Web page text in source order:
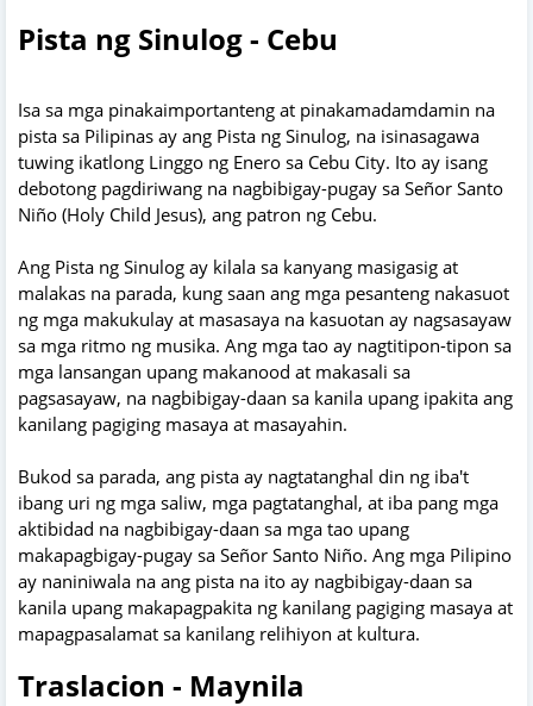
Pista ng Sinulog - Cebu
Isa sa mga pinakaimportanteng at pinakamadamdamin na
pista sa Pilipinas ay ang Pista ng Sinulog, na isinasagawa
tuwing ikatlong Linggo ng Enero sa Cebu City. Ito ay isang
debotong pagdiriwang na nagbibigay-pugay sa Señor Santo
Niño (Holy Child Jesus), ang patron ng Cebu.
Ang Pista ng Sinulog ay kilala sa kanyang masigasig at
malakas na parada, kung saan ang mga pesanteng nakasuot
ng mga makukulay at masasaya na kasuotan ay nagsasayaw
sa mga ritmo ng musika. Ang mga tao ay nagtitipon-tipon sa
mga lansangan upang makanood at makasali sa
pagsasayaw, na nagbibigay-daan sa kanila upang ipakita ang
kanilang pagiging masaya at masayahin.
Bukod sa parada, ang pista ay nagtatanghal din ng iba't
ibang uri ng mga saliw, mga pagtatanghal, at iba pang mga
aktibidad na nagbibigay-daan sa mga tao upang
makapagbigay-pugay sa Señor Santo Niño. Ang mga Pilipino
ay naniniwala na ang pista na ito ay nagbibigay-daan sa
kanila upang makapagpakita ng kanilang pagiging masaya at
mapagpasalamat sa kanilang relihiyon at kultura.
Traslacion - Maynila